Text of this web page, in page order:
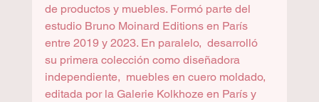
de productos y muebles. Formó parte del
estudio Bruno Moinard Editions en París
entre 2019 y 2023. En paralelo,  desarrolló
su primera colección como diseñadora
independiente,  muebles en cuero moldado,
editada por la Galerie Kolkhoze en París y